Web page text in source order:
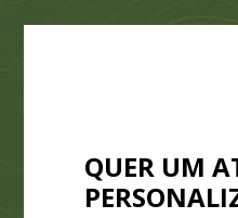
QUER UM